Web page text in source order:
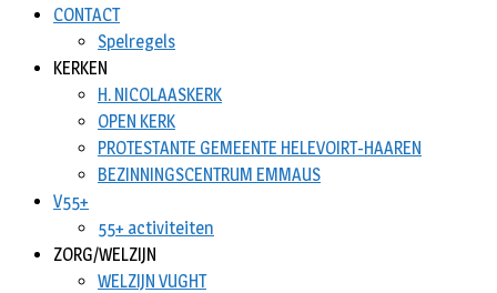
CONTACT
Spelregels
KERKEN
H. NICOLAASKERK
OPEN KERK
PROTESTANTE GEMEENTE HELEVOIRT-HAAREN
BEZINNINGSCENTRUM EMMAUS
V55+
55+ activiteiten
ZORG/WELZIJN
WELZIJN VUGHT